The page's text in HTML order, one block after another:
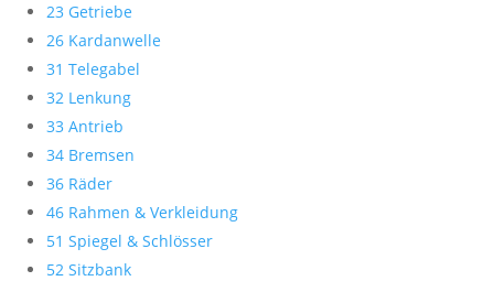
23 Getriebe
26 Kardanwelle
31 Telegabel
32 Lenkung
33 Antrieb
34 Bremsen
36 Räder
46 Rahmen & Verkleidung
51 Spiegel & Schlösser
52 Sitzbank